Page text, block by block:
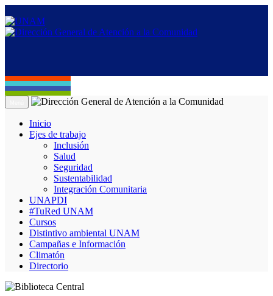
Inicio
Ejes de trabajo
Inclusión
Salud
Seguridad
Sustentabilidad
Integración Comunitaria
UNAPDI
#TuRed UNAM
Cursos
Distintivo ambiental UNAM
Campañas e Información
Climatón
Directorio